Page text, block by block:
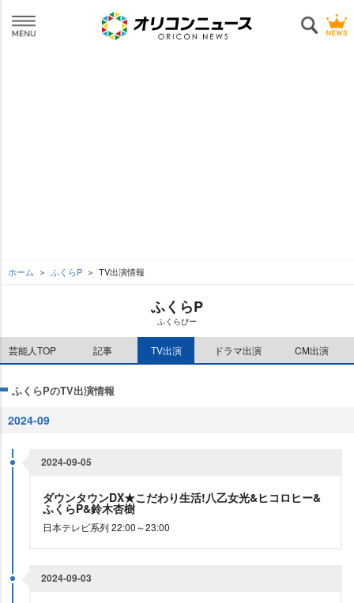
ホーム ふくらP TV出演情報
ふくらP
ふくらぴー
芸能人TOP 記事 TV出演 ドラマ出演 CM出演
ふくらPのTV出演情報
2024-09
2024-09-05
ダウンタウンDX★こだわり生活!八乙女光&ヒコロヒー&
ふくらP&鈴木杏樹
日本テレビ系列 22:00～23:00
2024-09-03